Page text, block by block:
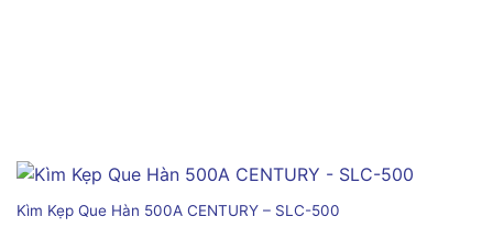
Kìm Kẹp Que Hàn 500A CENTURY – SLC-500